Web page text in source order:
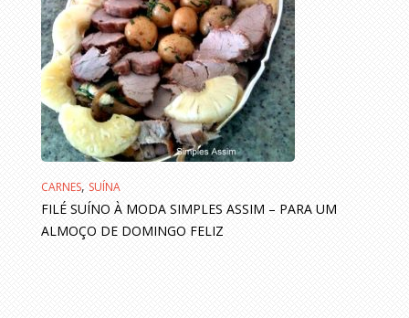
CARNES, SUÍNA
FILÉ SUÍNO À MODA SIMPLES ASSIM – PARA UM
ALMOÇO DE DOMINGO FELIZ